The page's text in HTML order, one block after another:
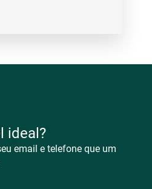
ideal?
email e telefone que um